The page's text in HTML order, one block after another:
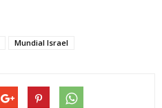
Mundial Israel